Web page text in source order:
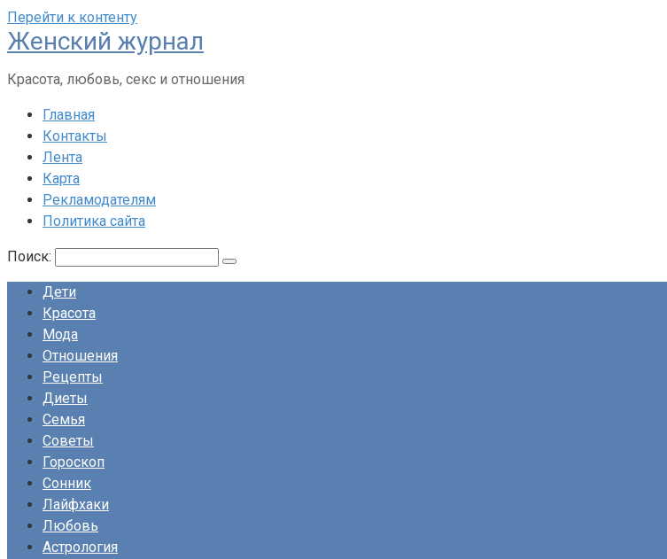
Перейти к контенту
Женский журнал
Красота, любовь, секс и отношения
Главная
Контакты
Лента
Карта
Рекламодателям
Политика сайта
Поиск:
Дети
Красота
Мода
Отношения
Рецепты
Диеты
Семья
Советы
Гороскоп
Сонник
Лайфхаки
Любовь
Астрология